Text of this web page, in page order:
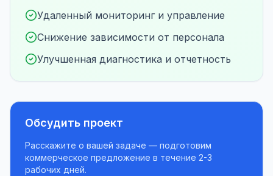
Удаленный мониторинг и управление
Снижение зависимости от персонала
Улучшенная диагностика и отчетность
Обсудить проект
Расскажите о вашей задаче — подготовим
коммерческое предложение в течение 2-3
рабочих дней.